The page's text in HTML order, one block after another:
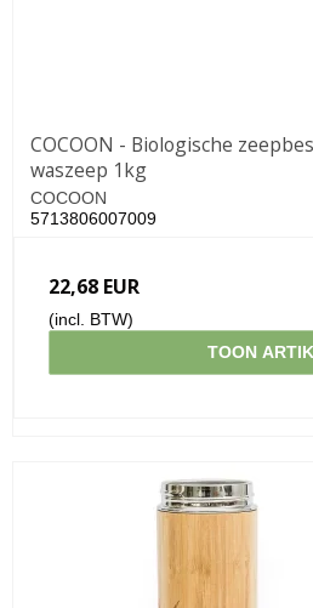
COCOON - Biologische
waszeep 1kg
COCOON
5713806007009
22,68 EUR
(incl. BTW)
TOON